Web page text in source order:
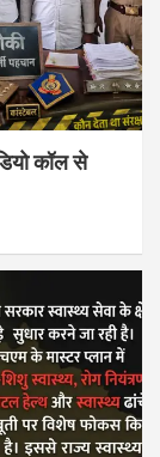
कॉल से